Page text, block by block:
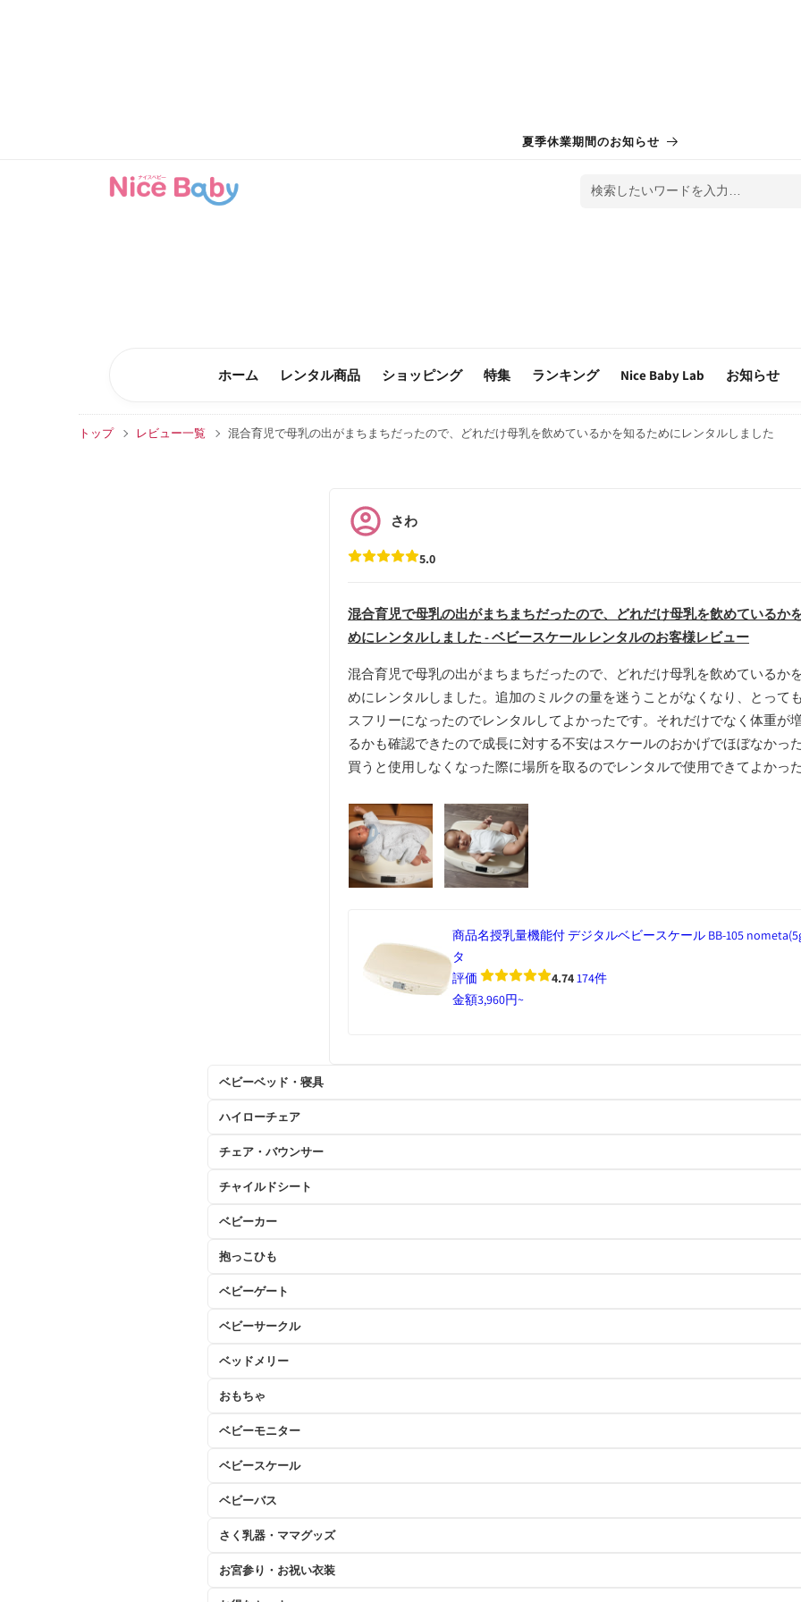
夏季休業期間のお知らせ
検索したいワードを入力…
ホーム レンタル商品 ショッピング 特集 ランキング Nice Baby Lab お知らせ
トップ レビュー一覧 混合育児で母乳の出がまちまちだったので、どれだけ母乳を飲めているかを知るためにレンタルしました
5.0
さわ
混合育児で母乳の出がまちまちだったので、どれだけ母乳を飲めているか
めにレンタルしました - ベビースケール レンタルのお客様レビュー
混合育児で母乳の出がまちまちだったので、どれだけ母乳を飲めているか
めにレンタルしました。追加のミルクの量を迷うことがなくなり、とって
スフリーになったのでレンタルしてよかったです。それだけでなく体重が
るかも確認できたので成長に対する不安はスケールのおかげでほぼなかっ
買うと使用しなくなった際に場所を取るのでレンタルで使用できてよかっ
商品名授乳量機能付 デジタルベビースケール BB-105
タ
評価
4.74 174件
金額3,960円~
ベビーベッド・寝具
ハイローチェア
チェア・バウンサー
チャイルドシート
ベビーカー
抱っこひも
ベビーゲート
ベビーサークル
ベッドメリー
おもちゃ
ベビーモニター
ベビースケール
ベビーバス
さく乳器・ママグッズ
お宮参り・お祝い衣装